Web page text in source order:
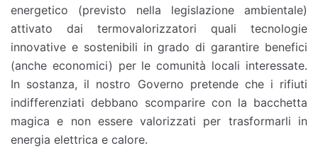
energetico (previsto nella legislazione ambientale)
attivato dai termovalorizzatori quali tecnologie
innovative e sostenibili in grado di garantire benefici
(anche economici) per le comunità locali interessate.
In sostanza, il nostro Governo pretende che i rifiuti
indifferenziati debbano scomparire con la bacchetta
magica e non essere valorizzati per trasformarli in
energia elettrica e calore.